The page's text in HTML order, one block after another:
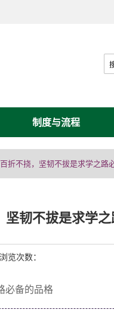
制度与流程
折不挠，坚韧不拔是求学之路
坚韧不拔是求学
次数：
必备的品格